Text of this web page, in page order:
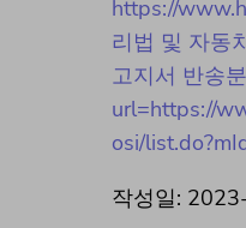
https://
리법 및 자동
고지서 반송
url=https://
osi/
작성일: